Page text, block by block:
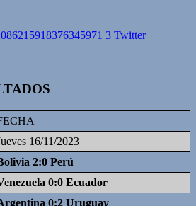
3 Twitter
16/11/2023
2:0 Perú
0:0 Ecuador
0:2 Uruguay